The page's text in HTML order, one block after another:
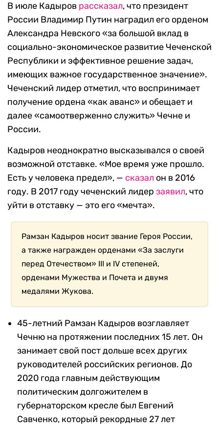
В июле Кадыров рассказал, что президент
России Владимир Путин наградил его орденом
Александра Невского «за большой вклад в
социально-экономическое развитие Чеченской
Республики и эффективное решение задач,
имеющих важное государственное значение».
Чеченский лидер отметил, что воспринимает
получение ордена «как аванс» и обещает и
далее «самоотверженно служить» Чечне и
России.
Кадыров неоднократно высказывался о своей
возможной отставке. «Мое время уже прошло.
Есть у человека предел», — сказал он в 2016
году. В 2017 году чеченский лидер заявил, что
уйти в отставку — это его «мечта».
Рамзан Кадыров носит звание Героя России,
а также награжден орденами«За заслуги
перед Отечеством» III и IVстепеней,
орденами Мужества и Почета и двумя
медалями Жукова.
45-летний Рамзан Кадыров возглавляет
Чечню на протяжении последних 15 лет. Он
занимает свой пост дольше всех других
руководителей российских регионов. До
2020 года главным действующим
политическим долгожителем в
губернаторском кресле был Евгений
Савченко, который рекордные 27 лет